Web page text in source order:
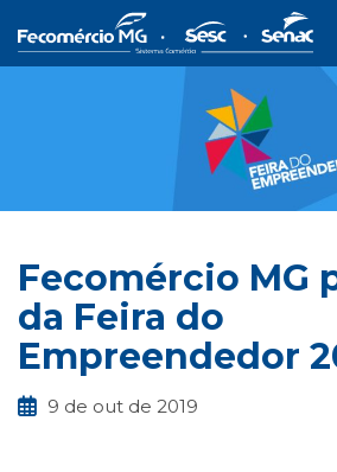
Fecomércio MG
da Feira do
Empreendedor
9 de out de 2019